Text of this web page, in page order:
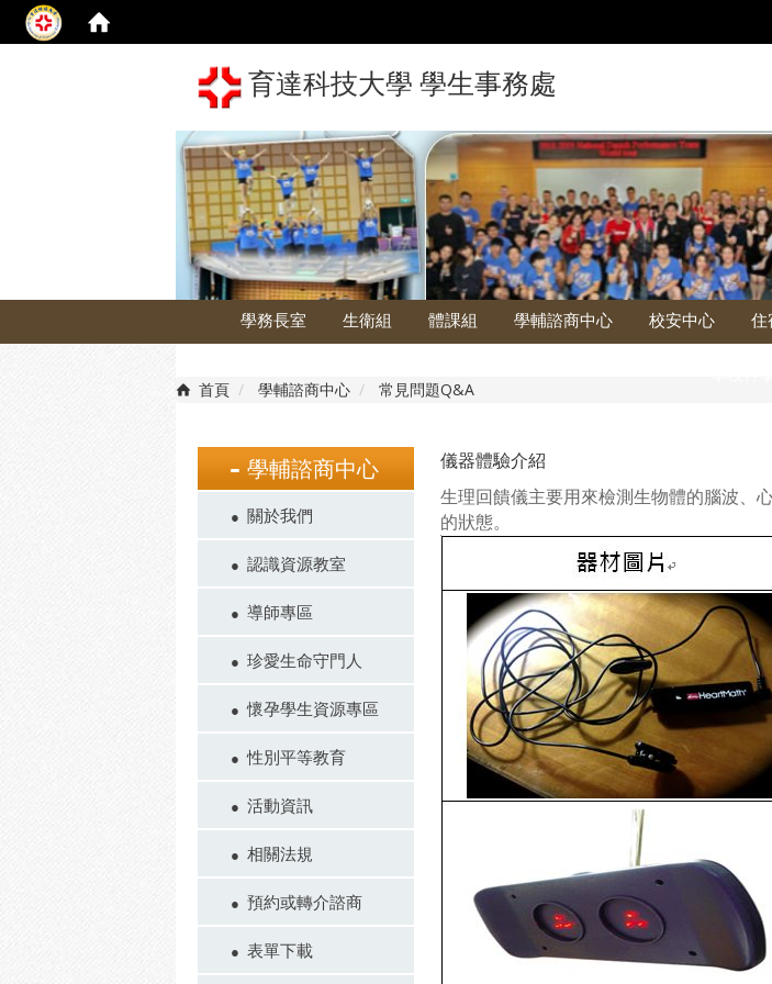
育達科技大學 學生事務處
學務長室 生衛組 體課組 學輔諮商中心 校安中心 住
首頁 學輔諮商中心 常見問題Q&A
學輔諮商中心
關於我們
認識資源教室
導師專區
珍愛生命守門人
懷孕學生資源專區
性別平等教育
活動資訊
相關法規
預約或轉介諮商
表單下載
儀器體驗介紹
生理回饋儀主要用來檢測生物體的腦波、
的狀態。